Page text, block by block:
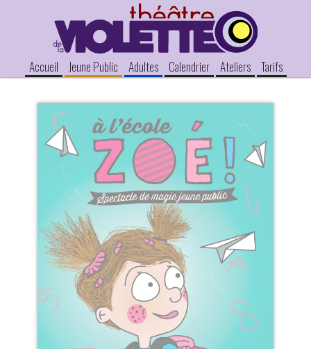
Accueil Jeune Public Adultes Calendrier Ateliers Tarifs